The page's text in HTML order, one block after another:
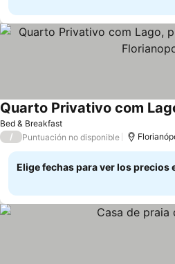
Bed & Breakfast
/ Puntuación no disponible
Elige fechas para ver los precios